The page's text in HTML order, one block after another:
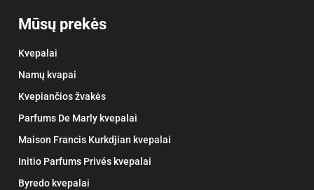
Mūsų prekės
Kvepalai
Namų kvapai
Kvepiančios žvakės
Parfums De Marly kvepalai
Maison Francis Kurkdjian kvepalai
Initio Parfums Privés kvepalai
Byredo kvepalai